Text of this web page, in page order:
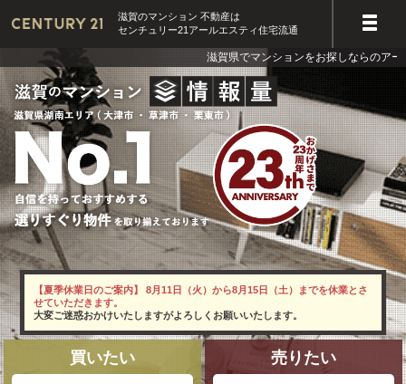
滋賀のマンション 不動産は
センチュリー21アールエスティ住宅流通
滋賀県でマンションをお探しならのア
【夏季休業日のご案内】 8月11日（火）から8月15日（土）までを休業とさ
せていただきます。
大変ご迷惑おかけいたしますがよろしくお願いいたします。
買いたい 売りたい